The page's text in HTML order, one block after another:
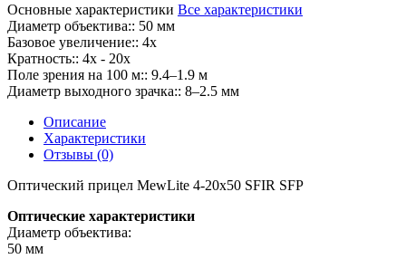
Основные характеристики Все характеристики
Диаметр объектива:: 50 мм
Базовое увеличение:: 4x
Кратность:: 4x - 20x
Поле зрения на 100 м:: 9.4–1.9 м
Диаметр выходного зрачка:: 8–2.5 мм
Описание
Характеристики
Отзывы (0)
Оптический прицел MewLite 4-20x50 SFIR SFP
Оптические характеристики
Диаметр объектива:
50 мм